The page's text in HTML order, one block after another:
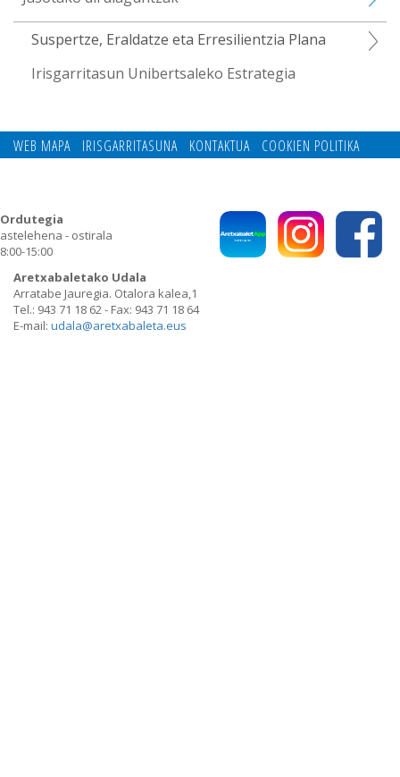
Suspertze, Eraldatze eta Erresilientzia Plana
Irisgarritasun Unibertsaleko Estrategia
WEB MAPA IRISGARRITASUNA KONTAKTUA
COOKIEN POLITIKA
PRIBATUTASUN POLITIKA
Aretxabaletako Udala
Arratabe Jauregia. Otalora kalea,1
Tel.: 943 71 18 62 - Fax: 943 71 18 64
E-mail: udala@aretxabaleta.eus
Ordutegia
astelehena - ostirala
8:00-15:00